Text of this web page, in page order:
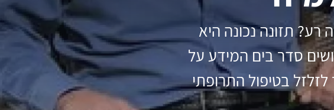
רע? תזונה נכונה היא
סדר בים המידע על
בטיפול התרופתי